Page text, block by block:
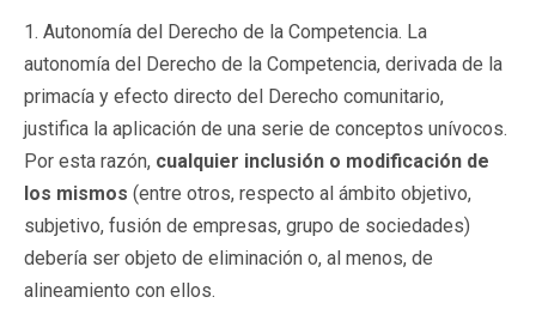
1. Autonomía del Derecho de la Competencia. La
autonomía del Derecho de la Competencia, derivada de la
primacía y efecto directo del Derecho comunitario,
justifica la aplicación de una serie de conceptos unívocos.
Por esta razón, cualquier inclusión o modificación de
los mismos (entre otros, respecto al ámbito objetivo,
subjetivo, fusión de empresas, grupo de sociedades)
debería ser objeto de eliminación o, al menos, de
alineamiento con ellos.